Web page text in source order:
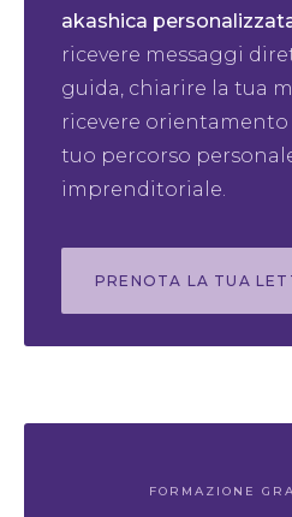
akashica
ricevere messaggi
guida, chiarire la tua
ricevere orientamento
tuo percorso
imprenditoriale.
PRENOTA LA TUA
FORMAZIONE